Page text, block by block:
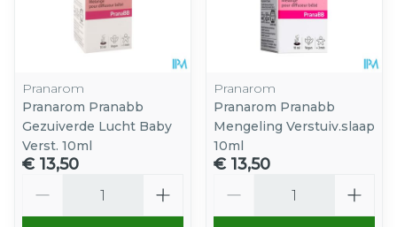
Pranarom
Pranarom Pranabb
Gezuiverde Lucht Baby
Verst. 10ml
€ 13,50
Pranarom
Pranarom Pranabb
Mengeling Verstuiv.slaap
10ml
€ 13,50